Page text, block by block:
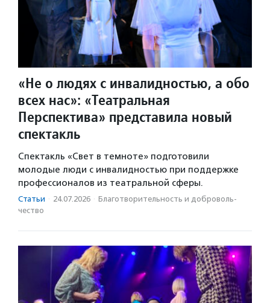
«Не о людях с инвалидностью, а обо
всех нас»: «Театральная
Перспектива» представила новый
спектакль
Спектакль «Свет в темноте» подготовили
молодые люди с инвалидностью при поддержке
профессионалов из театральной сферы.
Статьи · 24.07.2026 · Благотвори­тель­ность и доброволь­
чест­во